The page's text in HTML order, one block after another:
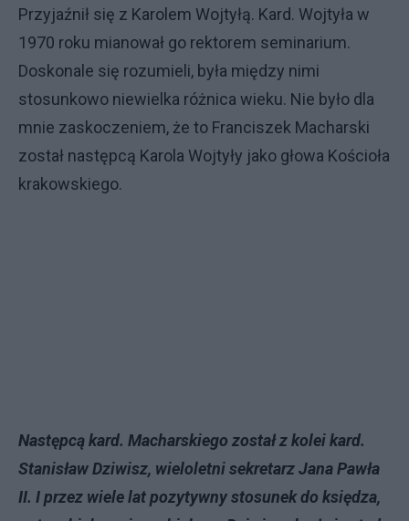
Przyjaźnił się z Karolem Wojtyłą. Kard. Wojtyła w
1970 roku mianował go rektorem seminarium.
Doskonale się rozumieli, była między nimi
stosunkowo niewielka różnica wieku. Nie było dla
mnie zaskoczeniem, że to Franciszek Macharski
został następcą Karola Wojtyły jako głowa Kościoła
krakowskiego.
Następcą kard. Macharskiego został z kolei kard.
Stanisław Dziwisz, wieloletni sekretarz Jana Pawła
II. I przez wiele lat pozytywny stosunek do księdza,